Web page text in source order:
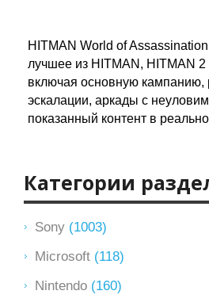
HITMAN World of
лучшее из HITMAN, HITMAN 2
включая основную кампанию,
эскалации, аркады с
показанный контент в
Категории
Sony (1003)
Microsoft (118)
Nintendo (160)